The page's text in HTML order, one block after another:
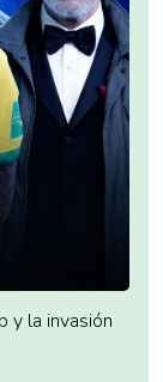
y la invasión